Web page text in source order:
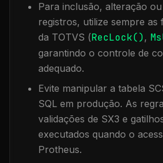
Para inclusão, alteração
registros, utilize sempre as
da TOTVS (RecLock(),
garantindo o controle de
adequado.
Evite manipular a tabela
SQL em produção. As
validações de SX3 e
executados quando o
Protheus.